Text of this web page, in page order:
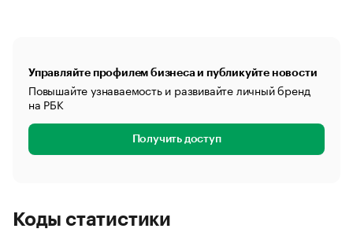
Управляйте профилем бизнеса и публикуйте новости
Повышайте узнаваемость и развивайте личный бренд
на РБК
Получить доступ
Коды статистики